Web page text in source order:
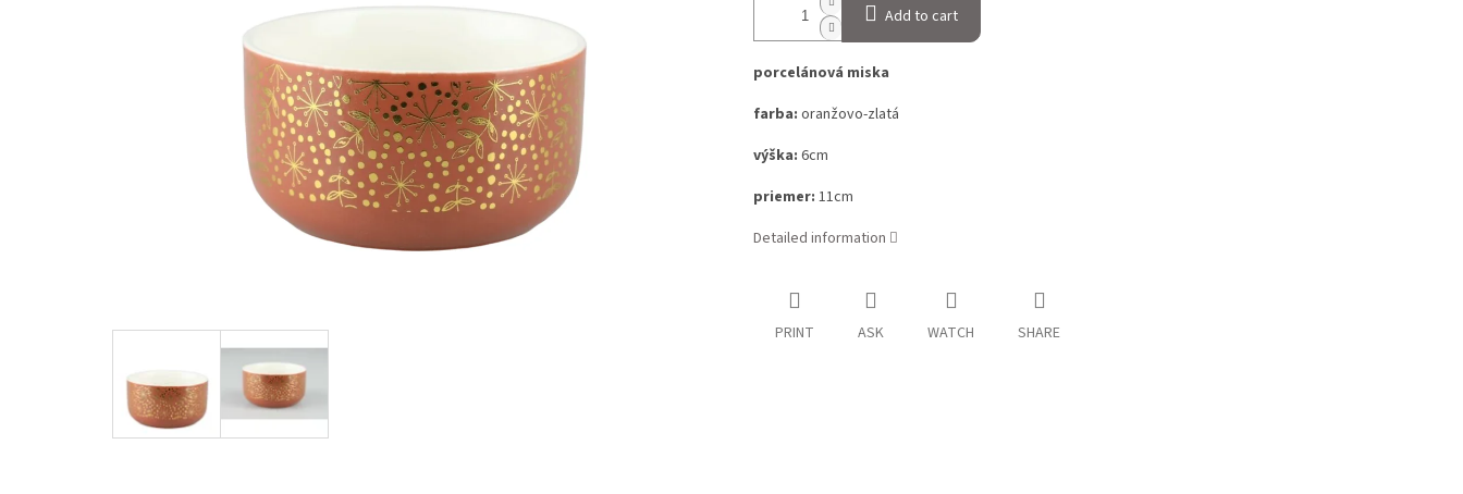
Add to cart
porcelánová miska
farba: oranžovo-zlatá
výška: 6cm
priemer: 11cm
Detailed information
PRINT ASK WATCH SHARE